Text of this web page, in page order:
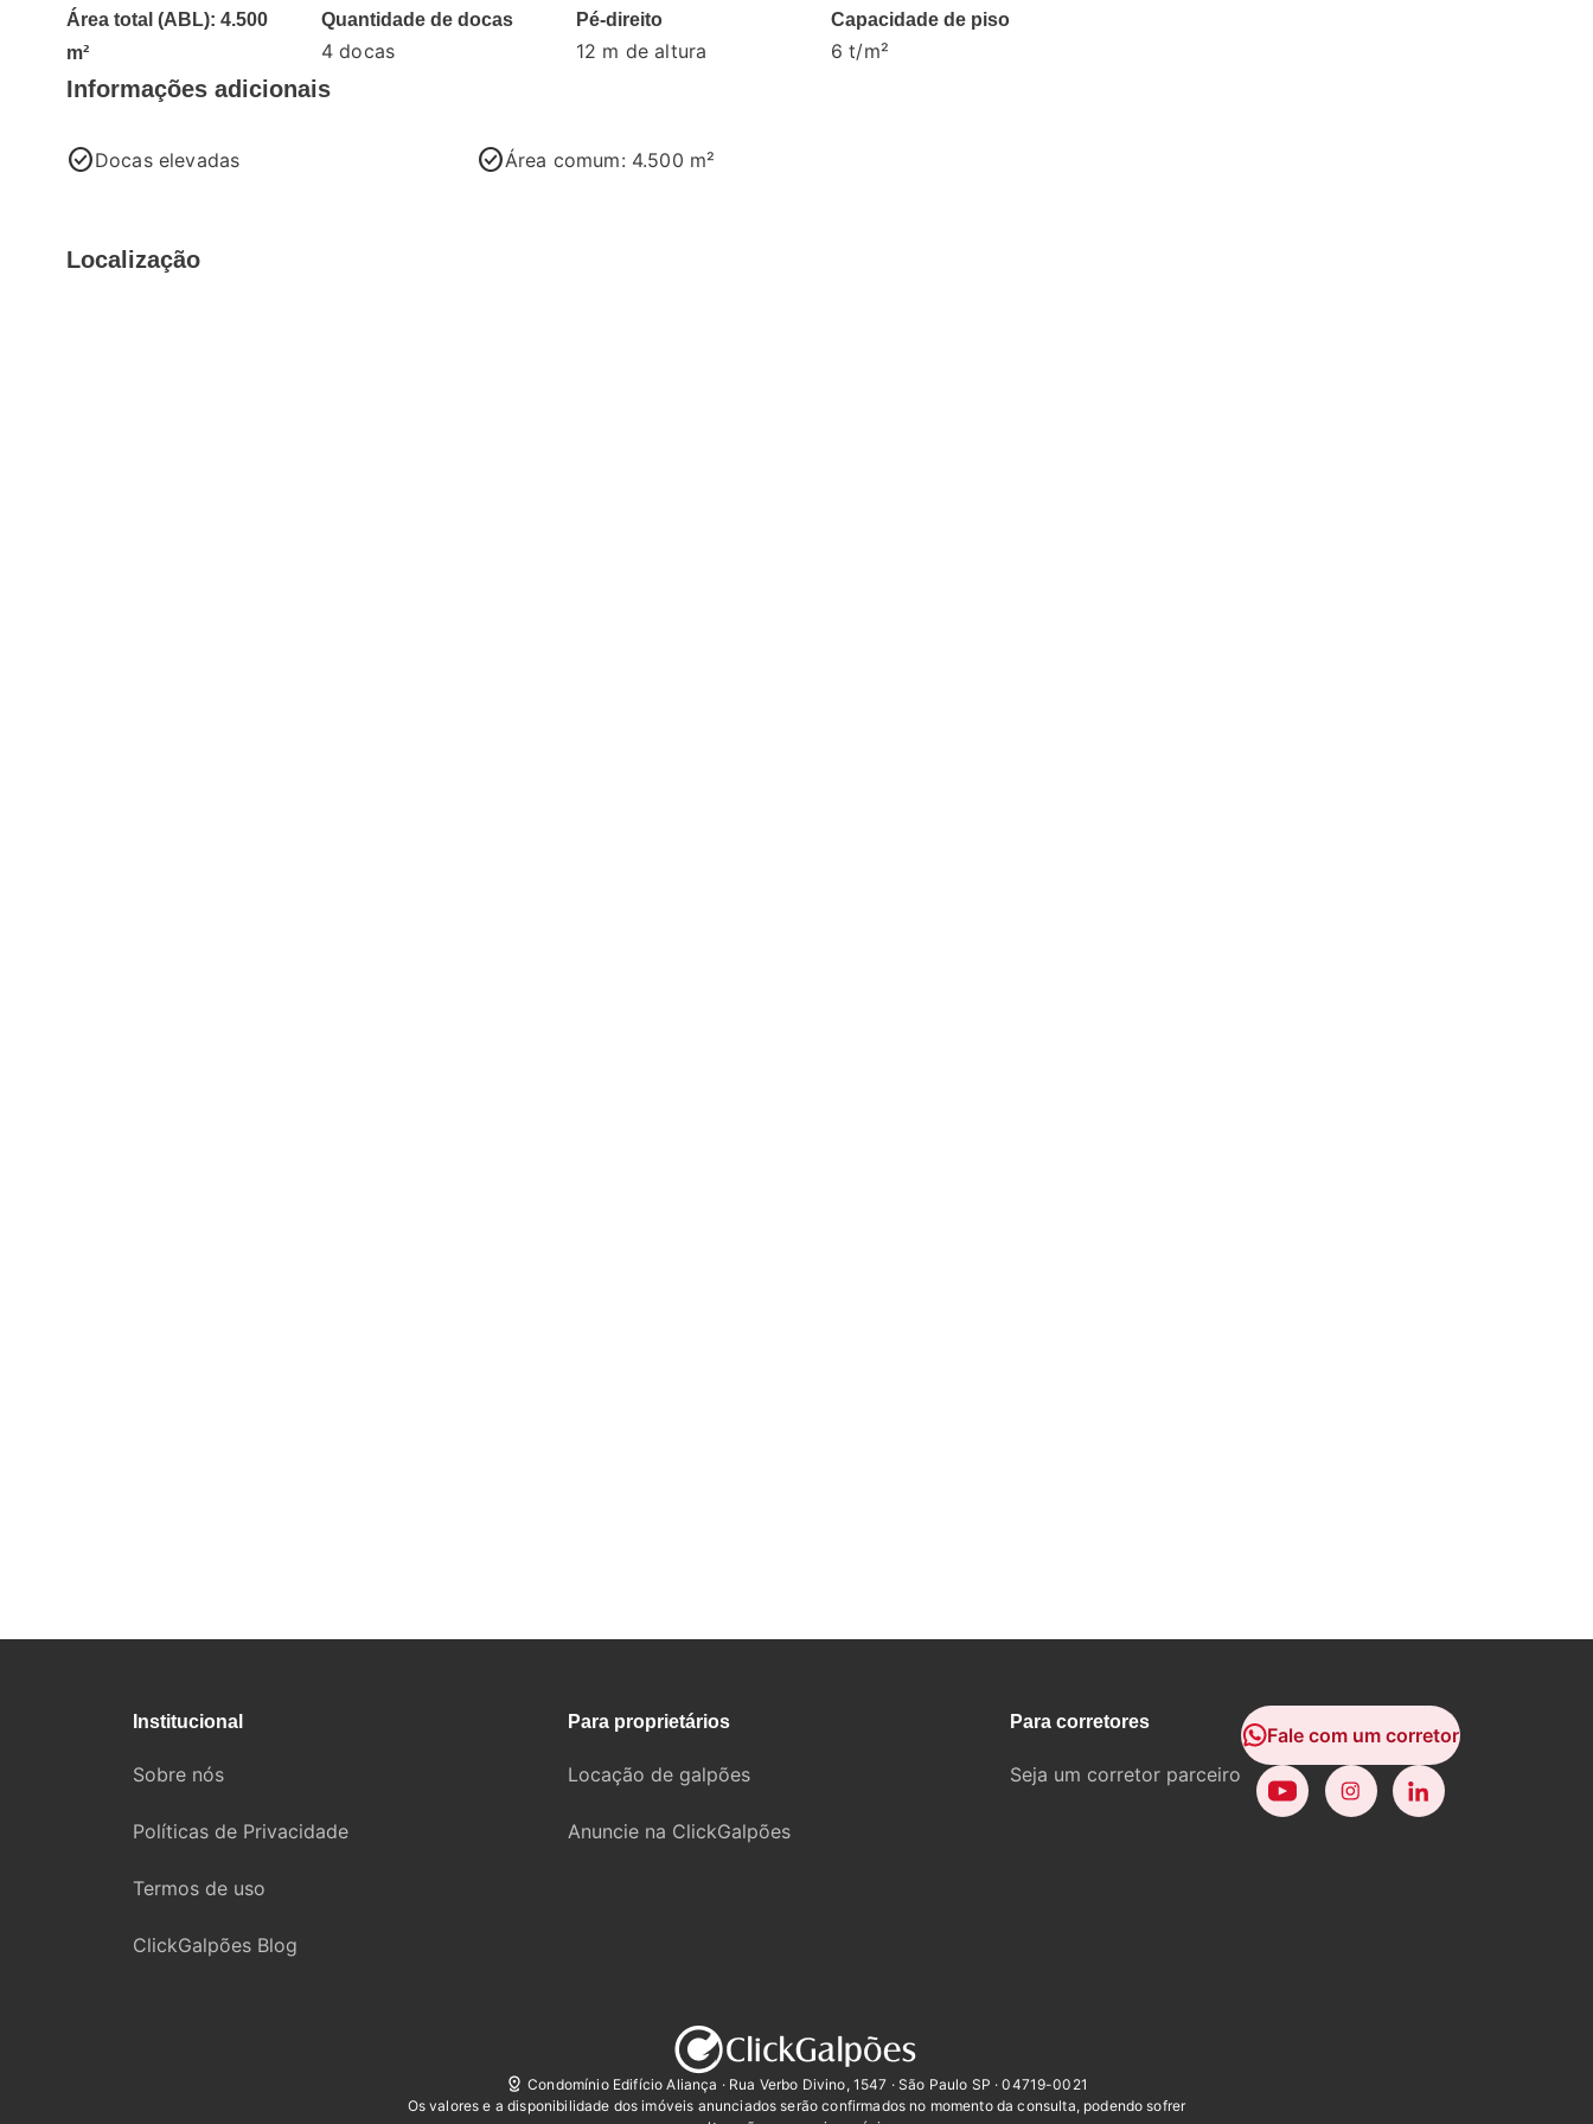
Área total (ABL): 4.500
m²
Quantidade de docas
4 docas
Pé-direito
12 m de altura
Capacidade de piso
6 t/m²
Informações adicionais
check_circleDocas elevadas check_circleÁrea comum: 4.500 m²
Localização
Institucional
Sobre nós
Políticas de Privacidade
Termos de uso
ClickGalpões Blog
Para proprietários
Locação de galpões
Anuncie na ClickGalpões
Para corretores
Seja um corretor parceiro
Fale com um corretor
Condomínio Edifício Aliança · Rua Verbo Divino, 1547 · São Paulo SP · 04719-0021
Os valores e a disponibilidade dos imóveis anunciados serão confirmados no momento da consulta, podendo sofrer